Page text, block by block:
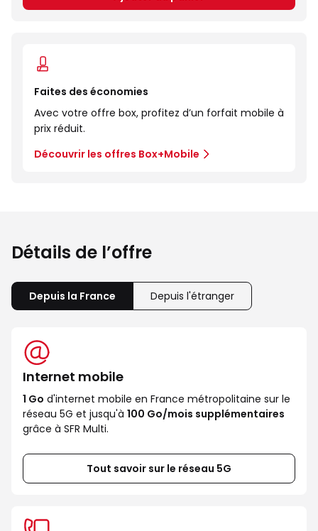
Faites des économies
Avec votre offre box, profitez d’un forfait mobile à
prix réduit.
Découvrir les offres Box+Mobile
Détails de l’offre
Depuis la France Depuis l'étranger
Internet mobile
1 Go d'internet mobile en France métropolitaine sur le
réseau 5G et jusqu'à 100 Go/mois supplémentaires
grâce à SFR Multi.
Tout savoir sur le réseau 5G